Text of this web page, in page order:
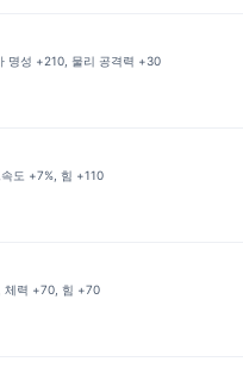
명성 +210, 물리 공격력 +30
도 +7%, 힘 +110
체력 +70, 힘 +70